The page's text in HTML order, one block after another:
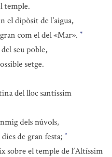
temple.
el dipòsit de l’aigua,
com el del «Mar». *
seu poble,
setge.
del lloc santíssim
dels núvols,
de gran festa; *
sobre el temple de l’Altíssim